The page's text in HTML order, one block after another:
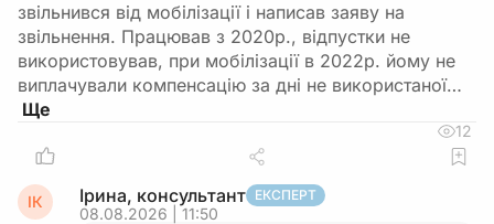
звільнився від мобілізації і написав заяву на
звільнення. Працював з 2020р., відпустки не
використовував, при мобілізації в 2022р. йому не
виплачували компенсацію за дні не використаної…
12
ІК Ірина, консультант ЕКСПЕРТ
08.08.2026 | 11:50